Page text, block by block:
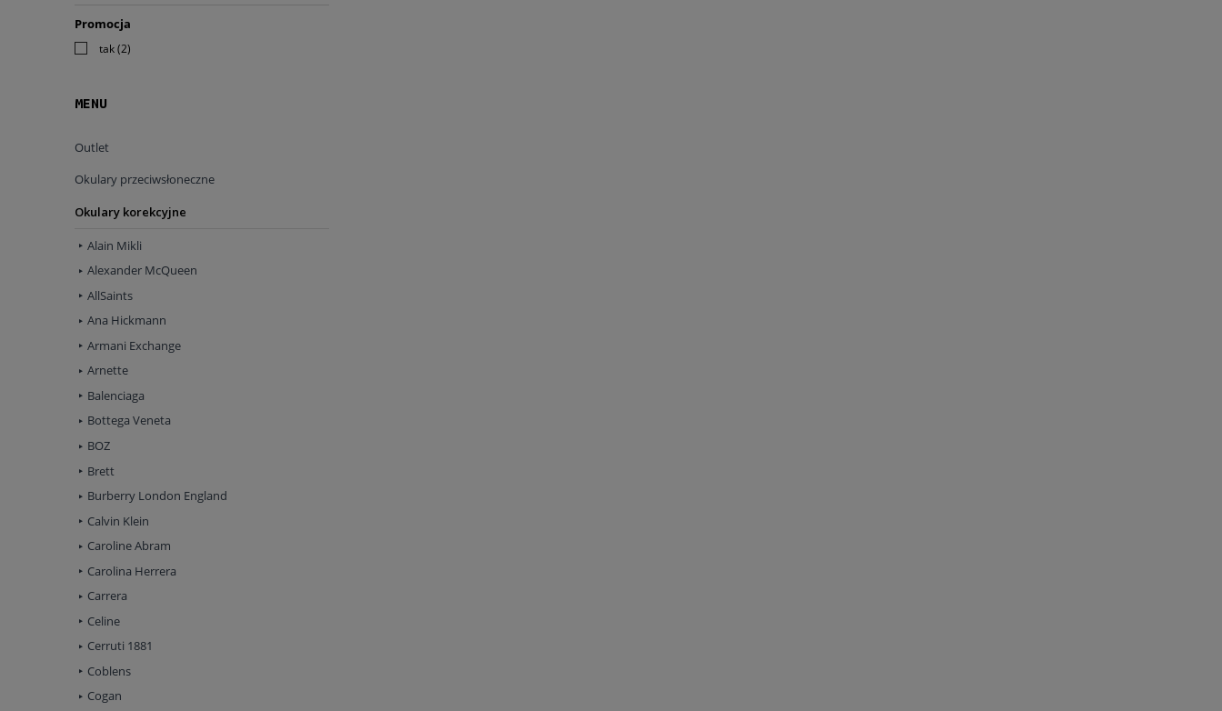
Promocja
tak(2)
MENU
Outlet
Okulary przeciwsłoneczne
Okulary korekcyjne
Alain Mikli
Alexander McQueen
AllSaints
Ana Hickmann
Armani Exchange
Arnette
Balenciaga
Bottega Veneta
BOZ
Brett
Burberry London England
Calvin Klein
Caroline Abram
Carolina Herrera
Carrera
Celine
Cerruti 1881
Coblens
Cogan